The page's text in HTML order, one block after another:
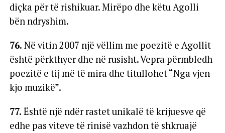
diçka për të rishikuar. Mirëpo dhe këtu Agolli
bën ndryshim.
76. Në vitin 2007 një vëllim me poezitë e Agollit
është përkthyer dhe në rusisht. Vepra përmbledh
poezitë e tij më të mira dhe titullohet “Nga vjen
kjo muzikë”.
77. Është një ndër rastet unikalë të krijuesve që
edhe pas viteve të rinisë vazhdon të shkruajë